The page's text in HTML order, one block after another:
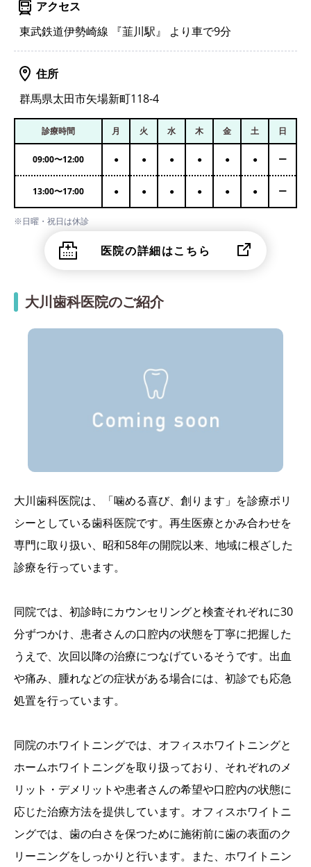
アクセス
東武鉄道伊勢崎線 『韮川駅』 より車で9分
住所
群馬県太田市矢場新町118-4
診療時間 月 火 水 木 金 土 日
09:00〜12:00 ● ● ● ● ● ● ー
13:00〜17:00 ● ● ● ● ● ● ー
※日曜・祝日は休診
医院の詳細はこちら
大川歯科医院のご紹介
大川歯科医院は、「噛める喜び、創ります」を診療ポリ
シーとしている歯科医院です。再生医療とかみ合わせを
専門に取り扱い、昭和58年の開院以来、地域に根ざした
診療を行っています。
同院では、初診時にカウンセリングと検査それぞれに30
分ずつかけ、患者さんの口腔内の状態を丁寧に把握した
うえで、次回以降の治療につなげているそうです。出血
や痛み、腫れなどの症状がある場合には、初診でも応急
処置を行っています。
同院のホワイトニングでは、オフィスホワイトニングと
ホームホワイトニングを取り扱っており、それぞれのメ
リット・デメリットや患者さんの希望や口腔内の状態に
応じた治療方法を提供しています。オフィスホワイトニ
ングでは、歯の白さを保つために施術前に歯の表面のク
リーニングをしっかりと行います。また、ホワイトニン